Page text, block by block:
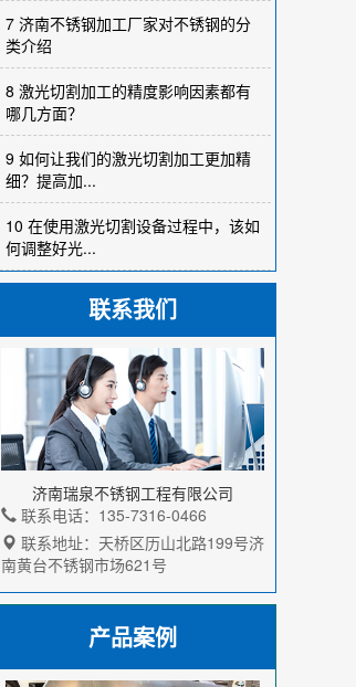
7 济南不锈钢加工厂家对不锈钢的分
类介绍
8 激光切割加工的精度影响因素都有
哪几方面？
9 如何让我们的激光切割加工更加精
细？提高加...
10 在使用激光切割设备过程中，该如
何调整好光...
联系我们
济南瑞泉不锈钢工程有限公司
联系电话：135-7316-0466
联系地址：天桥区历山北路199号济
南黄台不锈钢市场621号
产品案例